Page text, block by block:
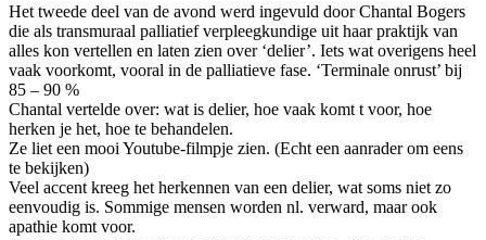
Het tweede deel van de avond werd ingevuld door Chantal Bogers
die als transmuraal palliatief verpleegkundige uit haar praktijk van
alles kon vertellen en laten zien over ‘delier’. Iets wat overigens heel
vaak voorkomt, vooral in de palliatieve fase. ‘Terminale onrust’ bij
85 – 90 %
Chantal vertelde over: wat is delier, hoe vaak komt t voor, hoe
herken je het, hoe te behandelen.
Ze liet een mooi Youtube-filmpje zien. (Echt een aanrader om eens
te bekijken)
Veel accent kreeg het herkennen van een delier, wat soms niet zo
eenvoudig is. Sommige mensen worden nl. verward, maar ook
apathie komt voor.